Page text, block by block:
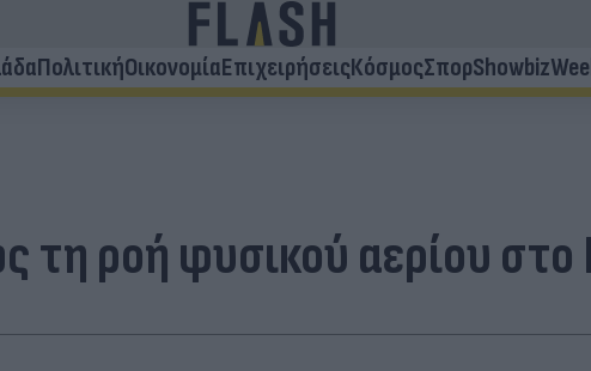
ΠολιτικήΟικονομίαΕπιχειρήσειςΚόσμοςΣπορShowbiz
τη ροή φυσικού αερίου